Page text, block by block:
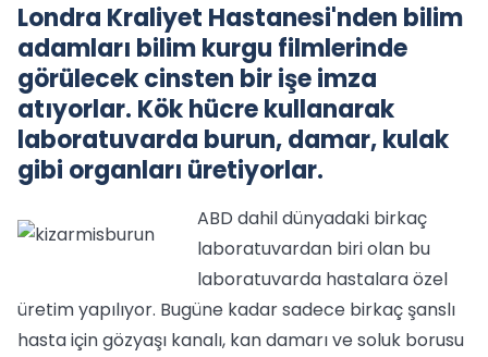
Londra Kraliyet Hastanesi'nden bilim
adamları bilim kurgu filmlerinde
görülecek cinsten bir işe imza
atıyorlar. Kök hücre kullanarak
laboratuvarda burun, damar, kulak
gibi organları üretiyorlar.
ABD dahil dünyadaki birkaç
laboratuvardan biri olan bu
laboratuvarda hastalara özel
üretim yapılıyor. Bugüne kadar sadece birkaç şanslı
hasta için gözyaşı kanalı, kan damarı ve soluk borusu